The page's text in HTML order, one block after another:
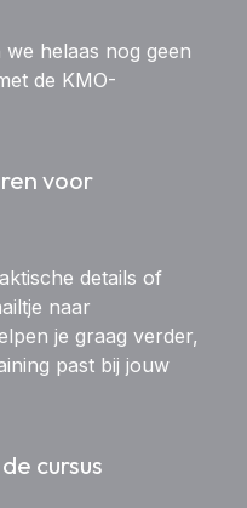
helaas nog geen
de KMO-
voor
details of
naar
je graag verder,
past bij jouw
cursus